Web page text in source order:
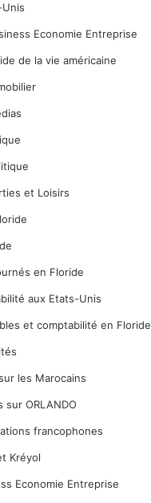
Economie Entreprise
de la vie américaine
et Loisirs
en Floride
aux Etats-Unis
et comptabilité en Floride
les Marocains
sur ORLANDO
francophones
Kréyol
Economie Entreprise